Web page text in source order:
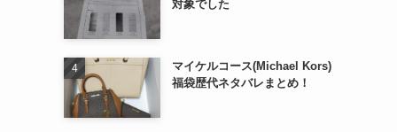
対象でした
マイケルコース(Michael Kors)
福袋歴代ネタバレまとめ！